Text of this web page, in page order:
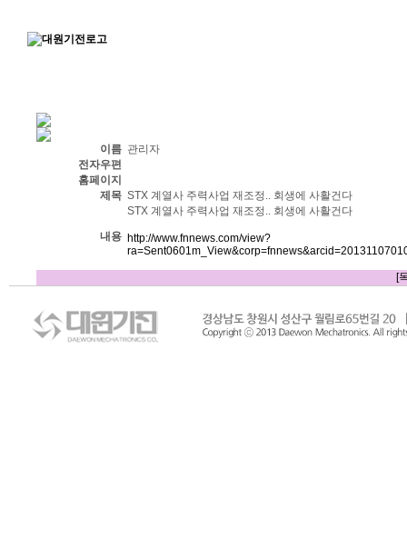
이름 관리자
전자우편
홈페이지
제목 STX 계열사 주력사업 재조정.. 회생에 사활건다
내용
STX 계열사 주력사업 재조정.. 회생에 사활건다
http://www.fnnews.com/view?
[